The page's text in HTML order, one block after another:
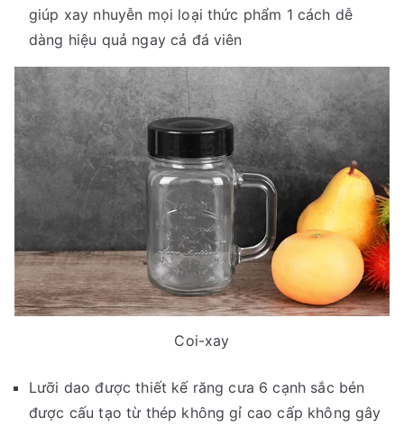
giúp xay nhuyễn mọi loại thức phẩm 1 cách dễ
dàng hiệu quả ngay cả đá viên
Coi-xay
Lưỡi dao được thiết kế răng cưa 6 cạnh sắc bén
được cấu tạo từ thép không gỉ cao cấp không gây